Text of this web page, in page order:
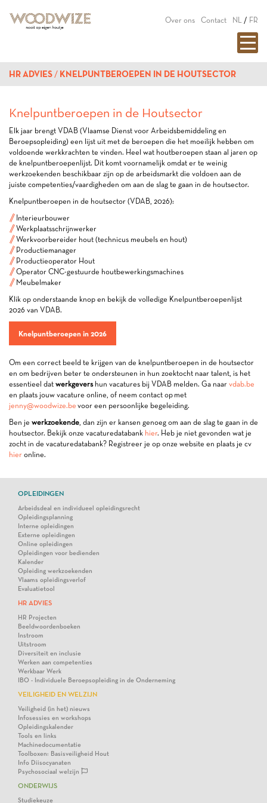
Over ons Contact NL / FR
HR ADVIES KNELPUNTBEROEPEN IN DE HOUTSECTOR
Knelpuntberoepen in de Houtsector
Elk jaar brengt VDAB (Vlaamse Dienst voor Arbeidsbemiddeling en
Beroepsopleiding) een lijst uit met de beroepen die het moeilijk hebben om
voldoende werkkrachten te vinden. Heel wat houtberoepen staan al jaren op
de knelpuntberoepenlijst. Dit komt voornamelijk omdat er te weinig
werkzoekenden beschikbaar zijn op de arbeidsmarkt die voldoen aan de
juiste competenties/vaardigheden om aan de slag te gaan in de houtsector.
Knelpuntberoepen in de houtsector (VDAB, 2026):
Interieurbouwer
Werkplaatsschrijnwerker
Werkvoorbereider hout (technicus meubels en hout)
Productiemanager
Productieoperator Hout
Operator CNC-gestuurde houtbewerkingsmachines
Meubelmaker
Klik op onderstaande knop en bekijk de volledige Knelpuntberoepenlijst
2026 van VDAB.
Knelpuntberoepen in 2026
Om een correct beeld te krijgen van de knelpuntberoepen in de houtsector
en om bedrijven beter te ondersteunen in hun zoektocht naar talent, is het
essentieel dat werkgevers hun vacatures bij VDAB melden. Ga naar vdab.be
en plaats jouw vacature online, of neem contact op met
jenny@woodwize.be voor een persoonlijke begeleiding.
Ben je werkzoekende, dan zijn er kansen genoeg om aan de slag te gaan in de
houtsector. Bekijk onze vacaturedatabank hier. Heb je niet gevonden wat je
zocht in de vacaturedatabank? Registreer je op onze website en plaats je cv
hier online.
OPLEIDINGEN
Arbeidsdeal en individueel opleidingsrecht
Opleidingsplanning
Interne opleidingen
Externe opleidingen
Online opleidingen
Opleidingen voor bedienden
Kalender
Opleiding werkzoekenden
Vlaams opleidingsverlof
Evaluatietool
HR ADVIES
HR Projecten
Beeldwoordenboeken
Instroom
Uitstroom
Diversiteit en inclusie
Werken aan competenties
Werkbaar Werk
IBO - Individuele Beroepsopleiding in de Onderneming
VEILIGHEID EN WELZIJN
Veiligheid (in het) nieuws
Infosessies en workshops
Opleidingskalender
Tools en links
Machinedocumentatie
Toolboxen: Basisveiligheid Hout
Info Diisocyanaten
Psychosociaal welzijn
ONDERWIJS
Studiekeuze